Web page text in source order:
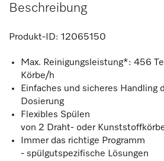
Beschreibung
Produkt-ID: 12065150
Max. Reinigungsleistung*: 456
Körbe/h
Einfaches und sicheres Handling
Dosierung
Flexibles Spülen
von 2 Draht- oder
Immer das richtige Programm
- spülgutspezifische Lösungen